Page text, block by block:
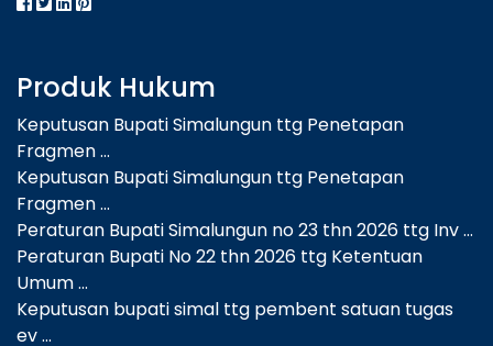
Produk Hukum
Keputusan Bupati Simalungun ttg Penetapan
Fragmen ...
Keputusan Bupati Simalungun ttg Penetapan
Fragmen ...
Peraturan Bupati Simalungun no 23 thn 2026 ttg Inv ...
Peraturan Bupati No 22 thn 2026 ttg Ketentuan
Umum ...
Keputusan bupati simal ttg pembent satuan tugas
ev ...